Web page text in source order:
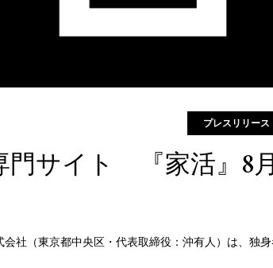
プレスリリース
門サイト 『家活』8
社（東京都中央区・代表取締役：沖有人）は、独